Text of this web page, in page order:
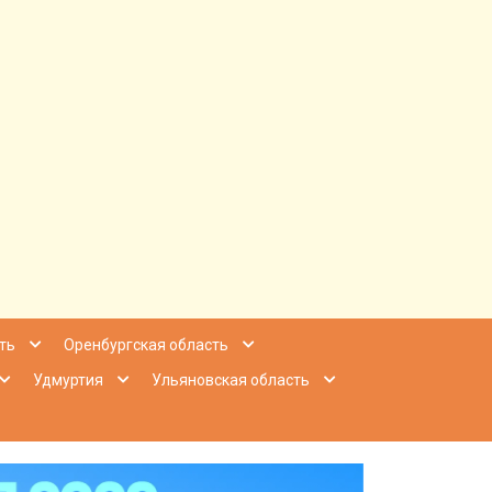
Приволжье
Оренбургская область
Удмуртия
Ульяновская область